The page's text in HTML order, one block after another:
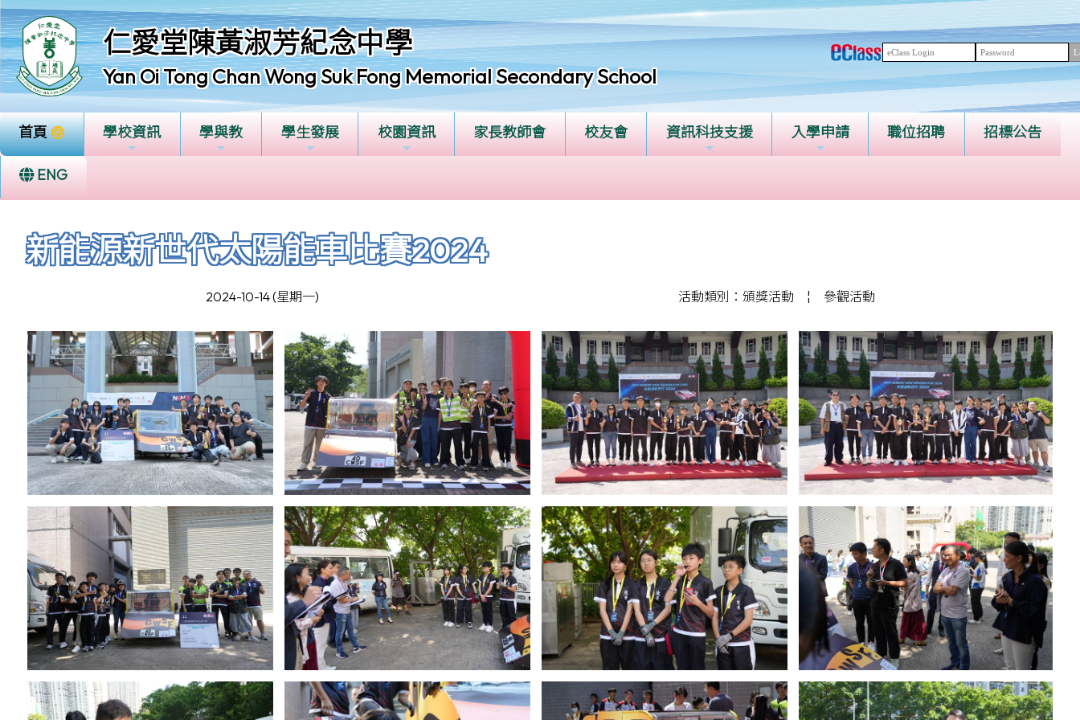
仁愛堂陳黃淑芳紀念中學
Yan Oi Tong Chan Wong Suk Fong Memorial Secondary School
首頁 學校資訊 學與教 學生發展 校園資訊 家長教師會 校友會 資訊科技支援 入學申請 職位招聘 招標公告
ENG
新能源新世代太陽能車比賽2024
2024-10-14 (星期一) 活動類別：頒獎活動 ¦ 參觀活動